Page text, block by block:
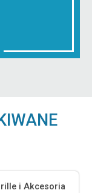
i Akcesoria